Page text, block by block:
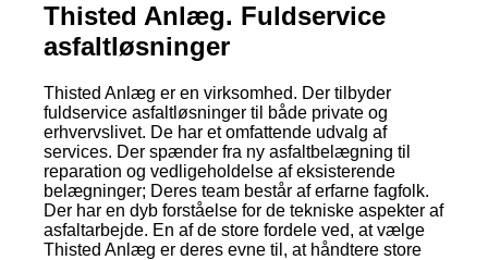
Thisted Anlæg. Fuldservice
asfaltløsninger
Thisted Anlæg er en virksomhed. Der tilbyder
fuldservice asfaltløsninger til både private og
erhvervslivet. De har et omfattende udvalg af
services. Der spænder fra ny asfaltbelægning til
reparation og vedligeholdelse af eksisterende
belægninger; Deres team består af erfarne fagfolk.
Der har en dyb forståelse for de tekniske aspekter af
asfaltarbejde. En af de store fordele ved, at vælge
Thisted Anlæg er deres evne til, at håndtere store